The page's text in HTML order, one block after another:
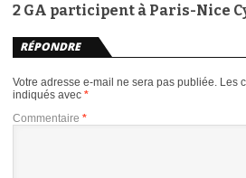
2 GA participent à Paris-Nice
RÉPONDRE
Votre adresse e-mail ne sera pas publiée. Les
indiqués avec *
Commentaire *